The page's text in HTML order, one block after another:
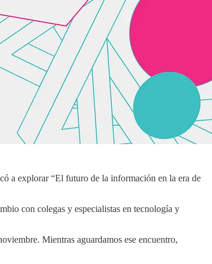
a explorar “El futuro de la información en la era de
con colegas y especialistas en tecnología y
Mientras aguardamos ese encuentro,